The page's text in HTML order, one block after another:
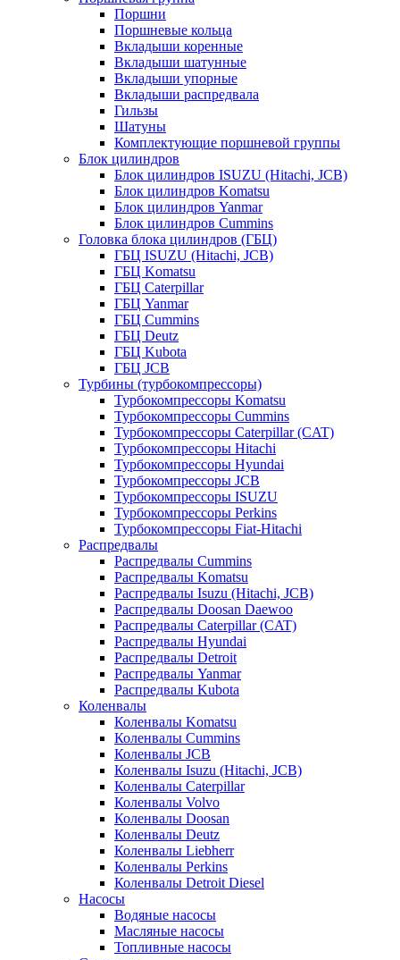
Поршни
Поршневые кольца
Вкладыши коренные
Вкладыши шатунные
Вкладыши упорные
Вкладыши распредвала
Гильзы
Шатуны
Комплектующие поршневой группы
Блок цилиндров
Блок цилиндров ISUZU (Hitachi, JCB)
Блок цилиндров Komatsu
Блок цилиндров Yanmar
Блок цилиндров Cummins
Головка блока цилиндров (ГБЦ)
ГБЦ ISUZU (Hitachi, JCB)
ГБЦ Komatsu
ГБЦ Caterpillar
ГБЦ Yanmar
ГБЦ Cummins
ГБЦ Deutz
ГБЦ Kubota
ГБЦ JCB
Турбины (турбокомпрессоры)
Турбокомпрессоры Komatsu
Турбокомпрессоры Cummins
Турбокомпрессоры Caterpillar (CAT)
Турбокомпрессоры Hitachi
Турбокомпрессоры Hyundai
Турбокомпрессоры JCB
Турбокомпрессоры ISUZU
Турбокомпрессоры Perkins
Турбокомпрессоры Fiat-Hitachi
Распредвалы
Распредвалы Cummins
Распредвалы Komatsu
Распредвалы Isuzu (Hitachi, JCB)
Распредвалы Doosan Daewoo
Распредвалы Caterpillar (CAT)
Распредвалы Hyundai
Распредвалы Detroit
Распредвалы Yanmar
Распредвалы Kubota
Коленвалы
Коленвалы Komatsu
Коленвалы Cummins
Коленвалы JCB
Коленвалы Isuzu (Hitachi, JCB)
Коленвалы Caterpillar
Коленвалы Volvo
Коленвалы Doosan
Коленвалы Deutz
Коленвалы Liebherr
Коленвалы Perkins
Коленвалы Detroit Diesel
Насосы
Водяные насосы
Масляные насосы
Топливные насосы